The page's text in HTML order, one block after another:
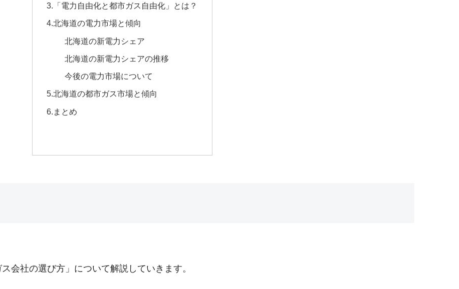
3.「電力自由化と都市ガス自由化」とは？
4.北海道の電力市場と傾向
北海道の新電力シェア
北海道の新電力シェアの推移
今後の電力市場について
5.北海道の都市ガス市場と傾向
6.まとめ
会社の選び方」について解説していきます。